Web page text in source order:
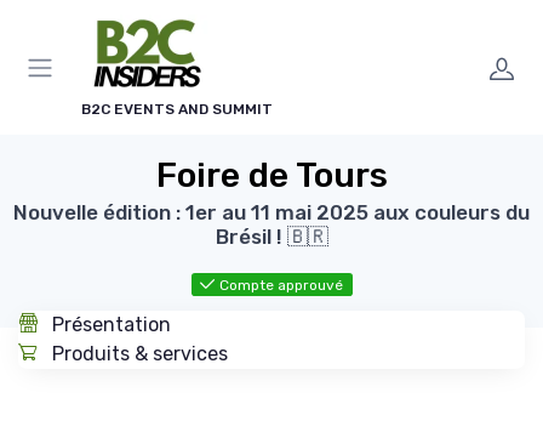
B2C EVENTS AND SUMMIT
Foire de Tours
Nouvelle édition : 1er au 11 mai 2025 aux couleurs du
Brésil ! 🇧🇷
Compte approuvé
Présentation
Produits & services
Panneau de gestion des cookies